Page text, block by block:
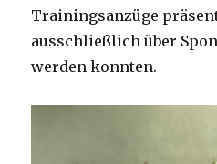
Trainingsanzüge
ausschließlich über
werden konnten.